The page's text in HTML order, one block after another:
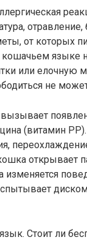
от которых
языке
или елочную
не
(витамин
открывает
изменяется